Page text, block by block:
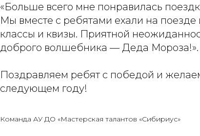
«Больше всего мне понравилась
Мы вместе с ребятами ехали на
классы и квизы. Приятной
доброго волшебника — Деда Мороза!».
Поздравляем ребят с победой и
следующем году!
Команда АУ ДО «Мастерская талантов «Сибириус»